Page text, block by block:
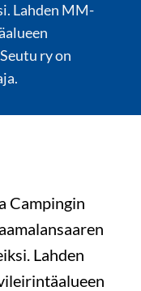
Lahden MM-
ry on
Campingin
Lahden